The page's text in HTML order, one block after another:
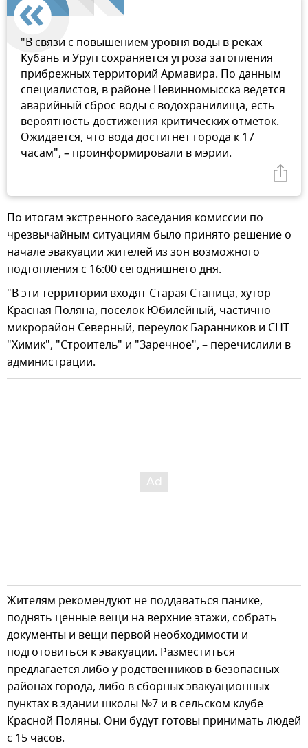
"В связи с повышением уровня воды в реках
Кубань и Уруп сохраняется угроза затопления
прибрежных территорий Армавира. По данным
специалистов, в районе Невинномысска ведется
аварийный сброс воды с водохранилища, есть
вероятность достижения критических отметок.
Ожидается, что вода достигнет города к 17
часам", – проинформировали в мэрии.
По итогам экстренного заседания комиссии по
чрезвычайным ситуациям было принято решение о
начале эвакуации жителей из зон возможного
подтопления с 16:00 сегодняшнего дня.
"В эти территории входят Старая Станица, хутор
Красная Поляна, поселок Юбилейный, частично
микрорайон Северный, переулок Баранников и СНТ
"Химик", "Строитель" и "Заречное", – перечислили в
администрации.
Жителям рекомендуют не поддаваться панике,
поднять ценные вещи на верхние этажи, собрать
документы и вещи первой необходимости и
подготовиться к эвакуации. Разместиться
предлагается либо у родственников в безопасных
районах города, либо в сборных эвакуационных
пунктах в здании школы №7 и в сельском клубе
Красной Поляны. Они будут готовы принимать людей
с 15 часов.